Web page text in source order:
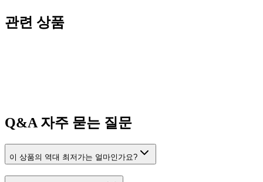
관련 상품
Q&A자주 묻는 질문
이 상품의 역대 최저가는 얼마인가요?